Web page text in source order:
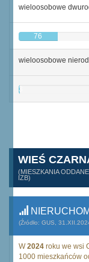
wieloosobowe
76
wieloosobowe
3
WIEŚ
(MIESZKANIA
IZB)
(Źródło: GUS,
W2024 roku we wsi
1000 mieszkańców